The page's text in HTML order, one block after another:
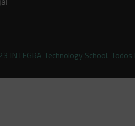
INTEGRA Technology School.